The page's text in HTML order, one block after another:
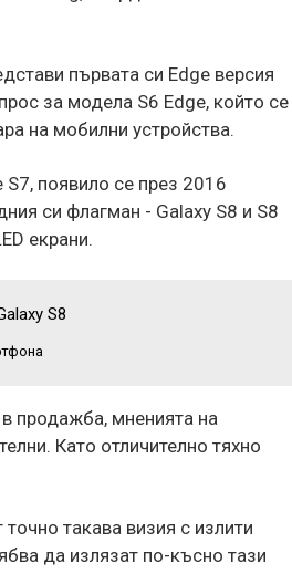
първата си Edge версия
за модела S6 Edge, който се
на мобилни устройства.
появило се през 2016
си флагман - Galaxy S8 и S8
екрани.
S8
продажба, мненията на
Като отличително тяхно
такава визия с излити
да излязат по-късно тази